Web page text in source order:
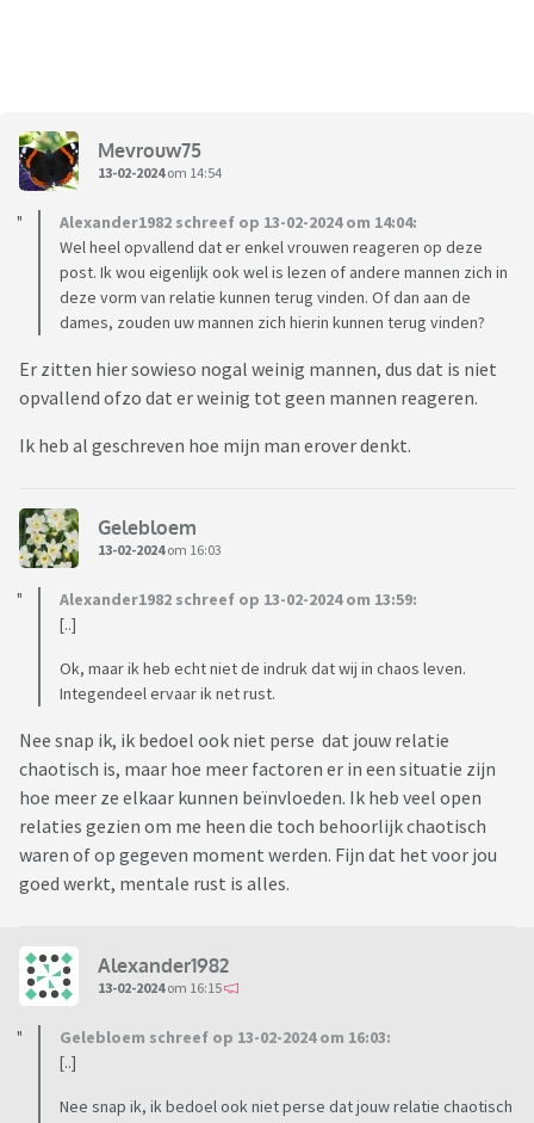
Mevrouw75
13-02-2024om 14:54
Alexander1982 schreef op 13-02-2024 om 14:04:
Wel heel opvallend dat er enkel vrouwen reageren op deze
post. Ik wou eigenlijk ook wel is lezen of andere mannen zich in
deze vorm van relatie kunnen terug vinden. Of dan aan de
dames, zouden uw mannen zich hierin kunnen terug vinden?
Er zitten hier sowieso nogal weinig mannen, dus dat is niet
opvallend ofzo dat er weinig tot geen mannen reageren.
Ik heb al geschreven hoe mijn man erover denkt.
Gelebloem
13-02-2024om 16:03
Alexander1982 schreef op 13-02-2024 om 13:59:
[..]
Ok, maar ik heb echt niet de indruk dat wij in chaos leven.
Integendeel ervaar ik net rust.
Nee snap ik, ik bedoel ook niet perse dat jouw relatie
chaotisch is, maar hoe meer factoren er in een situatie zijn
hoe meer ze elkaar kunnen beïnvloeden. Ik heb veel open
relaties gezien om me heen die toch behoorlijk chaotisch
waren of op gegeven moment werden. Fijn dat het voor jou
goed werkt, mentale rust is alles.
Alexander1982
13-02-2024om 16:15
Gelebloem schreef op 13-02-2024 om 16:03:
[..]
Nee snap ik, ik bedoel ook niet perse dat jouw relatie chaotisch